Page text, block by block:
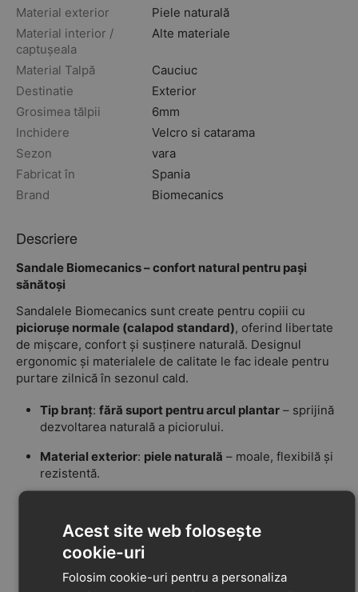
Material exterior
Piele naturală
Material interior /
captușeala
Alte materiale
Material Talpă
Cauciuc
Destinatie
Exterior
Grosimea tălpii
6mm
Inchidere
Velcro si catarama
Sezon
vara
Fabricat în
Spania
Brand
Biomecanics
Descriere
Sandale Biomecanics – confort natural pentru pași
sănătoși
Sandalele Biomecanics sunt create pentru copiii cu
piciorușe normale (calapod standard), oferind libertate
de mișcare, confort și susținere naturală. Designul
ergonomic și materialele de calitate le fac ideale pentru
purtare zilnică în sezonul cald.
Tip branț: fără suport pentru arcul plantar – sprijină
dezvoltarea naturală a piciorului.
Material exterior: piele naturală – moale, flexibilă și
rezistentă.
Material talpă: cauciuc flexibil
Acest site web folosește
cookie-uri
Folosim cookie-uri pentru a personaliza